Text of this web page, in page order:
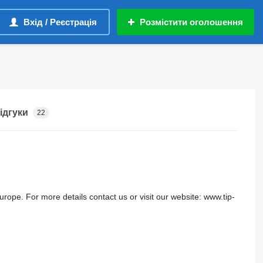
Вхід / Реєстрація Розмістити оголошення
22
For more details contact us or visit our website: www.tip-